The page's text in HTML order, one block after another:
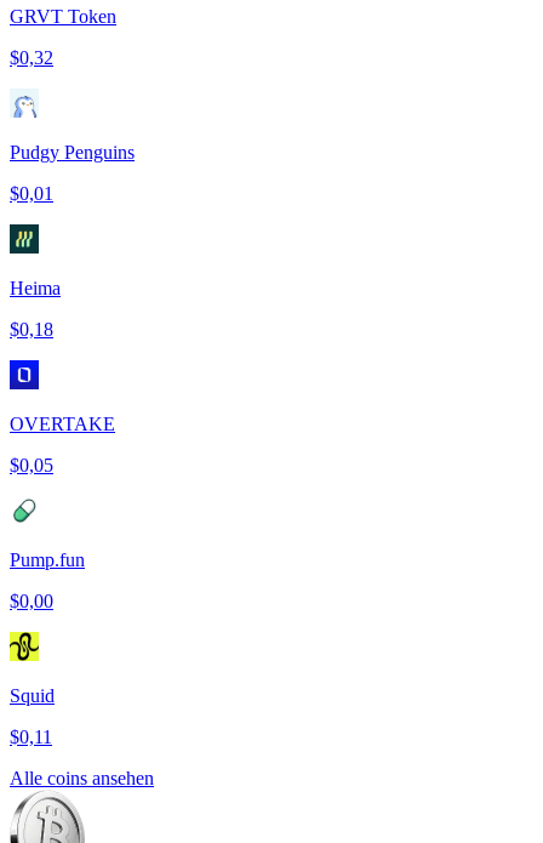
GRVT Token
$0,32
Pudgy Penguins
$0,01
Heima
$0,18
OVERTAKE
$0,05
Pump.fun
$0,00
Squid
$0,11
Alle coins ansehen